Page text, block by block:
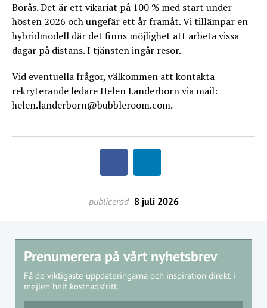
Borås. Det är ett vikariat på 100 % med start under
hösten 2026 och ungefär ett år framåt. Vi tillämpar en
hybridmodell där det finns möjlighet att arbeta vissa
dagar på distans. I tjänsten ingår resor.
Vid eventuella frågor, välkommen att kontakta
rekryterande ledare Helen Landerborn via mail:
helen.landerborn@bubbleroom.com.
publicerad 8 juli 2026
Prenumerera på vårt nyhetsbrev
Få de viktigaste uppdateringarna och inspiration direkt i
mejlen helt kostnadsfritt.